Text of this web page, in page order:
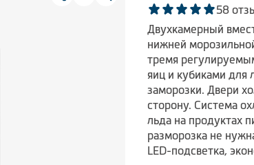
58
Двухкамерный
нижней
тремя
яиц и кубиками для
заморозки. Двери
сторону. Система
льда на продуктах
разморозка не
LED-подсветка,